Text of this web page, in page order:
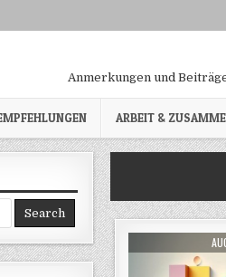
Anmerkungen und
ARBEIT &